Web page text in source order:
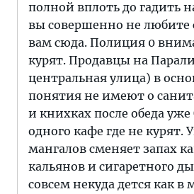
полной вплоть до гадить
вы совершенно не любите
вам сюда. Полиция 0
курят. Продавцы на
центральная улица) в
понятия не имеют о
и книхках после обеда
одного кафе где не курят.
мангалов сменяет запах
кальянов и сигаретного
совсем некуда дется как в